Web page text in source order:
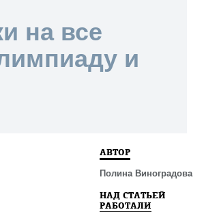
на все
и
АВТОР
Полина Виноградова
НАД СТАТЬЕЙ
РАБОТАЛИ